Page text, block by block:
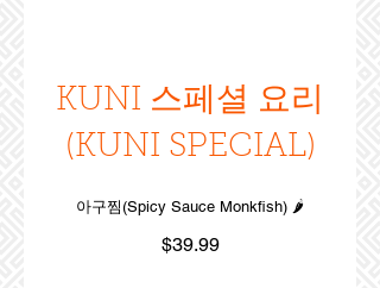
KUNI 스페셜 요리
(KUNI SPECIAL)
아구찜(Spicy Sauce Monkfish) 🌶️
$39.99